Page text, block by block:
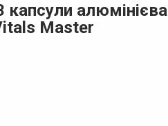
капсули алюмінієва
Master